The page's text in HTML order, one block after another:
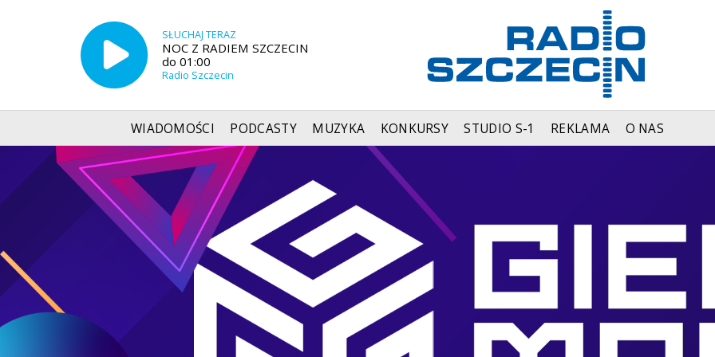
SŁUCHAJ TERAZ
NOC Z RADIEM SZCZECIN
do 01:00
Radio Szczecin
WIADOMOŚCI PODCASTY MUZYKA KONKURSY STUDIO S-1 REKLAMA O NAS